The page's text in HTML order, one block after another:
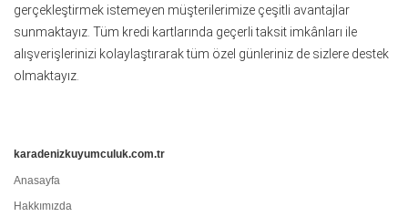
gerçekleştirmek istemeyen müşterilerimize çeşitli avantajlar
sunmaktayız. Tüm kredi kartlarında geçerli taksit imkânları ile
alışverişlerinizi kolaylaştırarak tüm özel günleriniz de sizlere destek
olmaktayız.
karadenizkuyumculuk.com.tr
Anasayfa
Hakkımızda